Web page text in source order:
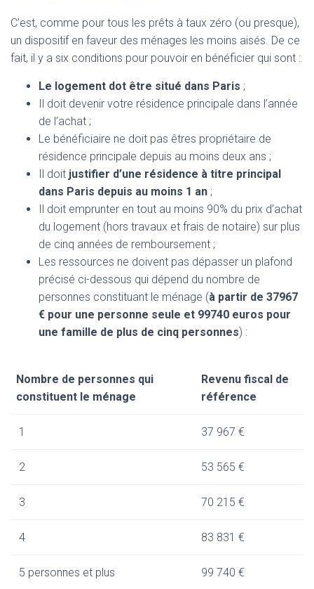
C’est, comme pour tous les prêts à taux zéro (ou presque),
un dispositif en faveur des ménages les moins aisés. De ce
fait, il y a six conditions pour pouvoir en bénéficier qui sont :
Le logement dot être situé dans Paris ;
Il doit devenir votre résidence principale dans l’année
de l’achat ;
Le bénéficiaire ne doit pas êtres propriétaire de
résidence principale depuis au moins deux ans ;
Il doit justifier d’une résidence à titre principal
dans Paris depuis au moins 1 an ;
Il doit emprunter en tout au moins 90% du prix d’achat
du logement (hors travaux et frais de notaire) sur plus
de cinq années de remboursement ;
Les ressources ne doivent pas dépasser un plafond
précisé ci-dessous qui dépend du nombre de
personnes constituant le ménage (à partir de 37967
€ pour une personne seule et 99740 euros pour
une famille de plus de cinq personnes) :
Nombre de personnes qui
constituent le ménage
Revenu fiscal de
référence
1 37 967 €
2 53 565 €
3 70 215 €
4 83 831 €
5 personnes et plus 99 740 €